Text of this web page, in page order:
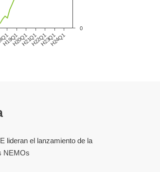
H19Q1H20Q1H21Q1H22Q1H23Q1H24Q1
0
lideran el lanzamiento de la
NEMOs